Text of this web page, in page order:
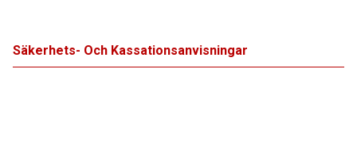
Säkerhets- Och Kassationsanvisningar